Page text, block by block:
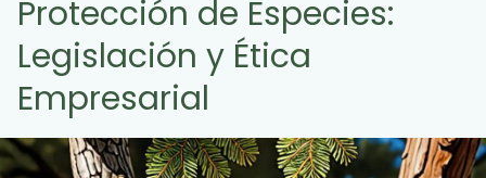
Protección de Especies:
Legislación y Ética
Empresarial